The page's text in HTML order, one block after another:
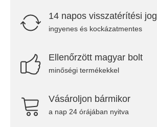
14 napos visszatérítési jog
ingyenes és kockázatmentes
Ellenőrzött magyar bolt
minőségi termékekkel
Vásároljon bármikor
a nap 24 órájában nyitva